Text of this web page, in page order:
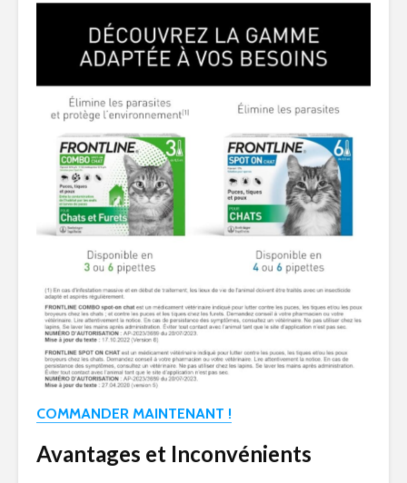
COMMANDER MAINTENANT !
Avantages et Inconvénients